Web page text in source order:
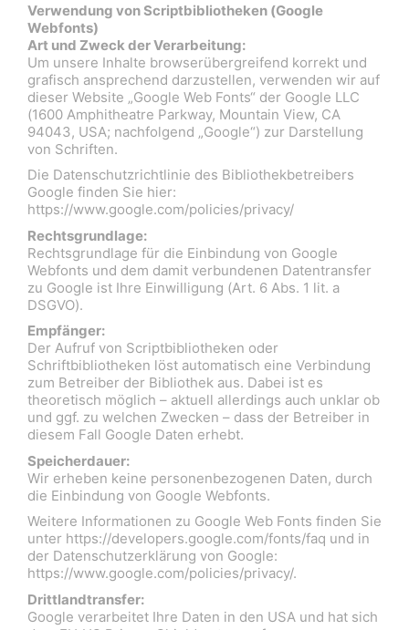
Verwendung von Scriptbibliotheken (Google
Webfonts)
Art und Zweck der Verarbeitung:
Um unsere Inhalte browserübergreifend korrekt und
grafisch ansprechend darzustellen, verwenden wir auf
dieser Website „Google Web Fonts“ der Google LLC
(1600 Amphitheatre Parkway, Mountain View, CA
94043, USA; nachfolgend „Google“) zur Darstellung
von Schriften.
Die Datenschutzrichtlinie des Bibliothekbetreibers
Google finden Sie hier:
https://www.google.com/policies/privacy/
Rechtsgrundlage:
Rechtsgrundlage für die Einbindung von Google
Webfonts und dem damit verbundenen Datentransfer
zu Google ist Ihre Einwilligung (Art. 6 Abs. 1 lit. a
DSGVO).
Empfänger:
Der Aufruf von Scriptbibliotheken oder
Schriftbibliotheken löst automatisch eine Verbindung
zum Betreiber der Bibliothek aus. Dabei ist es
theoretisch möglich – aktuell allerdings auch unklar ob
und ggf. zu welchen Zwecken – dass der Betreiber in
diesem Fall Google Daten erhebt.
Speicherdauer:
Wir erheben keine personenbezogenen Daten, durch
die Einbindung von Google Webfonts.
Weitere Informationen zu Google Web Fonts finden Sie
unter https://developers.google.com/fonts/faq und in
der Datenschutzerklärung von Google:
https://www.google.com/policies/privacy/.
Drittlandtransfer:
Google verarbeitet Ihre Daten in den USA und hat sich